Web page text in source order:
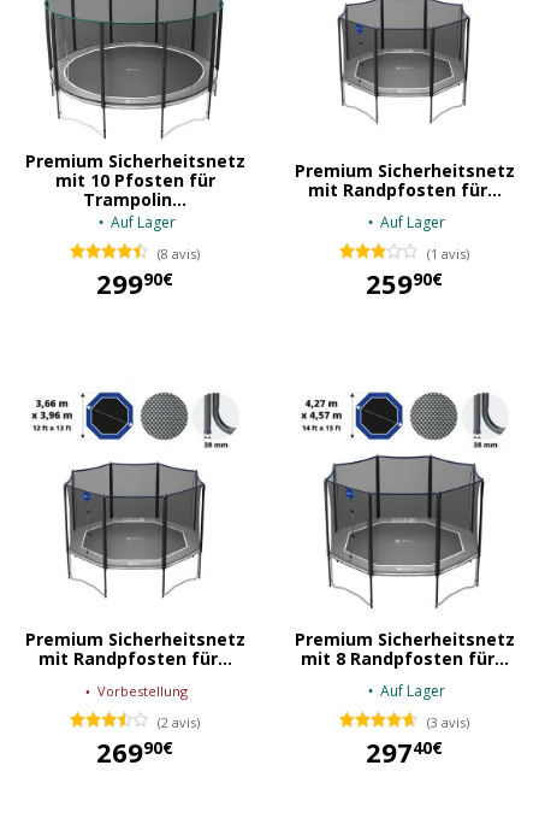
Premium Sicherheitsnetz
mit 10 Pfosten für
Trampolin...
Auf Lager
(8 avis)
29990€
Premium Sicherheitsnetz
mit Randpfosten für...
Auf Lager
(1 avis)
25990€
Premium Sicherheitsnetz
mit Randpfosten für...
Vorbestellung
(2 avis)
26990€
Premium Sicherheitsnetz
mit 8 Randpfosten für...
Auf Lager
(3 avis)
29740€